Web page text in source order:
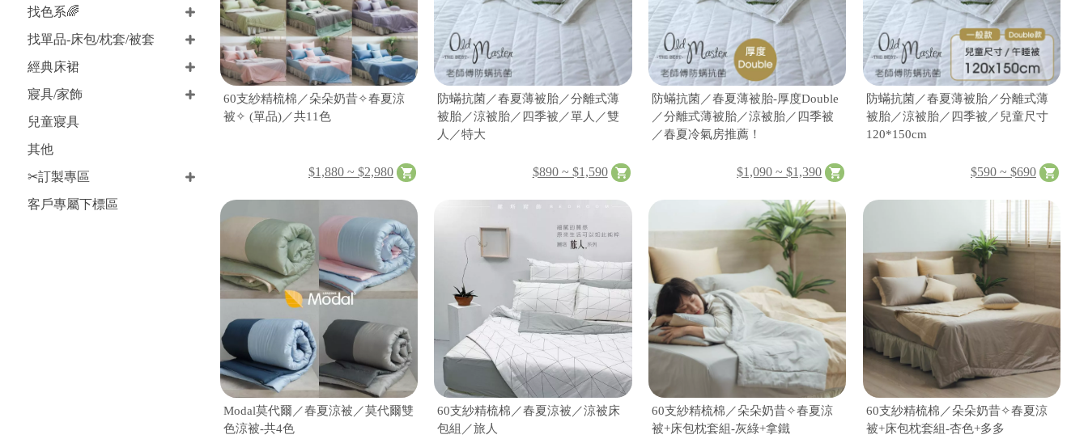
找色系🌈
找單品-床包/枕套/被套
經典床裙
寢具/家飾
兒童寢具
其他
✂訂製專區
客戶專屬下標區
60支紗精梳棉／朵朵奶昔✧春夏涼
被✧ (單品)／共11色
$1,880 ~ $2,980
防蟎抗菌／春夏薄被胎／分離式薄
被胎／涼被胎／四季被／單人／雙
人／特大
$890 ~ $1,590
防蟎抗菌／春夏薄被胎-厚度Double
／分離式薄被胎／涼被胎／四季被
／春夏冷氣房推薦！
$1,090 ~ $1,390
防蟎抗菌／春夏薄被胎／分離式薄
被胎／涼被胎／四季被／兒童尺寸
120*150cm
$590 ~ $690
Modal莫代爾／春夏涼被／莫代爾雙
色涼被-共4色
60支紗精梳棉／春夏涼被／涼被床
包組／旅人
60支紗精梳棉／朵朵奶昔✧春夏涼
被+床包枕套組-灰綠+拿鐵
60支紗精梳棉／朵朵奶昔✧春夏涼
被+床包枕套組-杏色+多多